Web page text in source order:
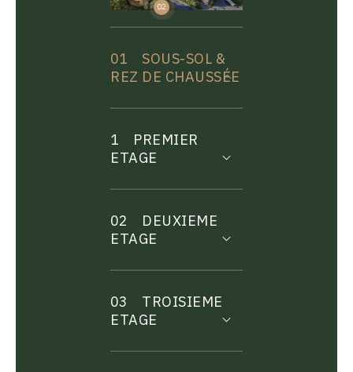
02
01
SOUS-SOL &
REZ DE CHAUSSÉE
1
PREMIER
ETAGE
02
DEUXIEME
ETAGE
03
TROISIEME
ETAGE